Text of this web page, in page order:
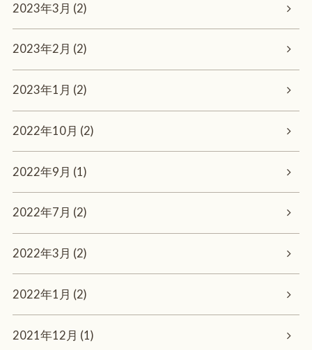
2023年3月 (2)
2023年2月 (2)
2023年1月 (2)
2022年10月 (2)
2022年9月 (1)
2022年7月 (2)
2022年3月 (2)
2022年1月 (2)
2021年12月 (1)